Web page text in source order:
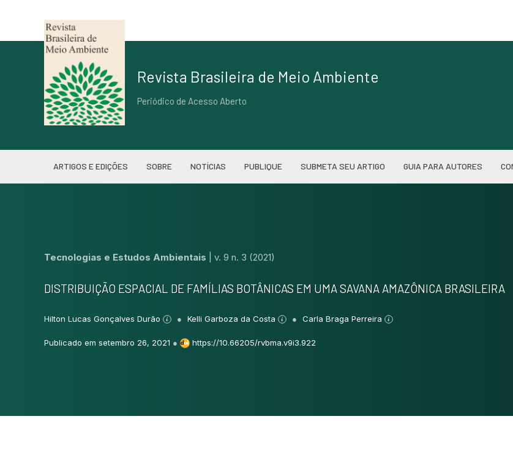
Revista Brasileira de Meio Ambiente
Periódico de Acesso Aberto
ARTIGOS E EDIÇÕES SOBRE NOTÍCIAS PUBLIQUE SUBMETA SEU ARTIGO GUIA PARA AUTORES
Tecnologias e Estudos Ambientais v. 9 n. 3 (2021)
DISTRIBUIÇÃO ESPACIAL DE FAMÍLIAS BOTÂNICAS EM UMA SAVANA AMAZÔNICA BRASILEIRA
Hilton Lucas Gonçalves Durão Kelli Garboza da Costa Carla Braga Perreira
Publicado em setembro 26, 2021 ● https://10.66205/rvbma.v9i3.922